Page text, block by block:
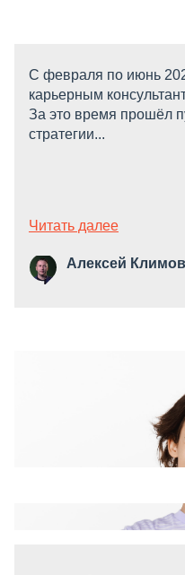
С февраля по июнь
карьерным
За это время прошёл
стратегии...
Читать далее
Алексей Климов